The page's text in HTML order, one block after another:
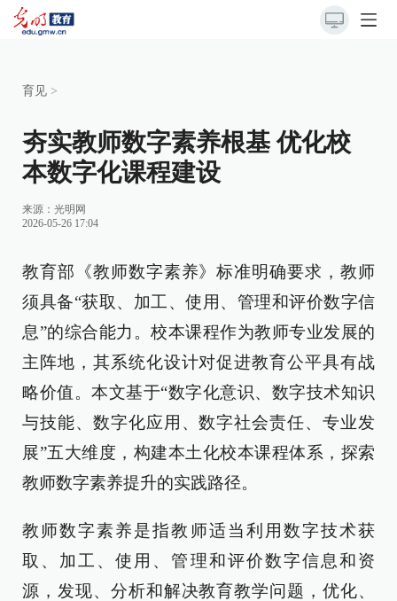
育见 >
夯实教师数字素养根基 优化校
本数字化课程建设
来源： 光明网
2026-05-26 17:04
教育部《教师数字素养》标准明确要求，教师
须具备“获取、加工、使用、管理和评价数字信
息”的综合能力。校本课程作为教师专业发展的
主阵地，其系统化设计对促进教育公平具有战
略价值。本文基于“数字化意识、数字技术知识
与技能、数字化应用、数字社会责任、专业发
展”五大维度，构建本土化校本课程体系，探索
教师数字素养提升的实践路径。
教师数字素养是指教师适当利用数字技术获
取、加工、使用、管理和评价数字信息和资
源，发现、分析和解决教育教学问题，优化、